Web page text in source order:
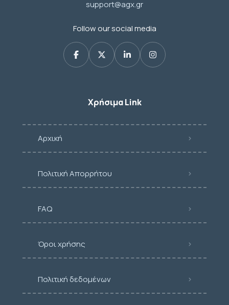
support@agx.gr
Follow our social media
Χρήσιμα Link
Αρχική
Πολιτική Απορρήτου
FAQ
Όροι χρήσης
Πολιτική δεδομένων